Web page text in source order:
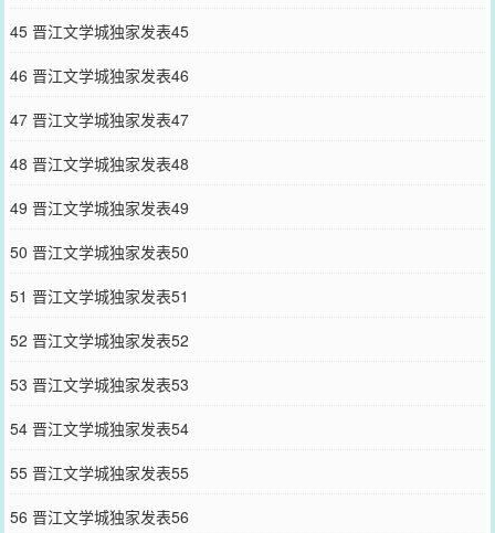
45 晋江文学城独家发表45
46 晋江文学城独家发表46
47 晋江文学城独家发表47
48 晋江文学城独家发表48
49 晋江文学城独家发表49
50 晋江文学城独家发表50
51 晋江文学城独家发表51
52 晋江文学城独家发表52
53 晋江文学城独家发表53
54 晋江文学城独家发表54
55 晋江文学城独家发表55
56 晋江文学城独家发表56